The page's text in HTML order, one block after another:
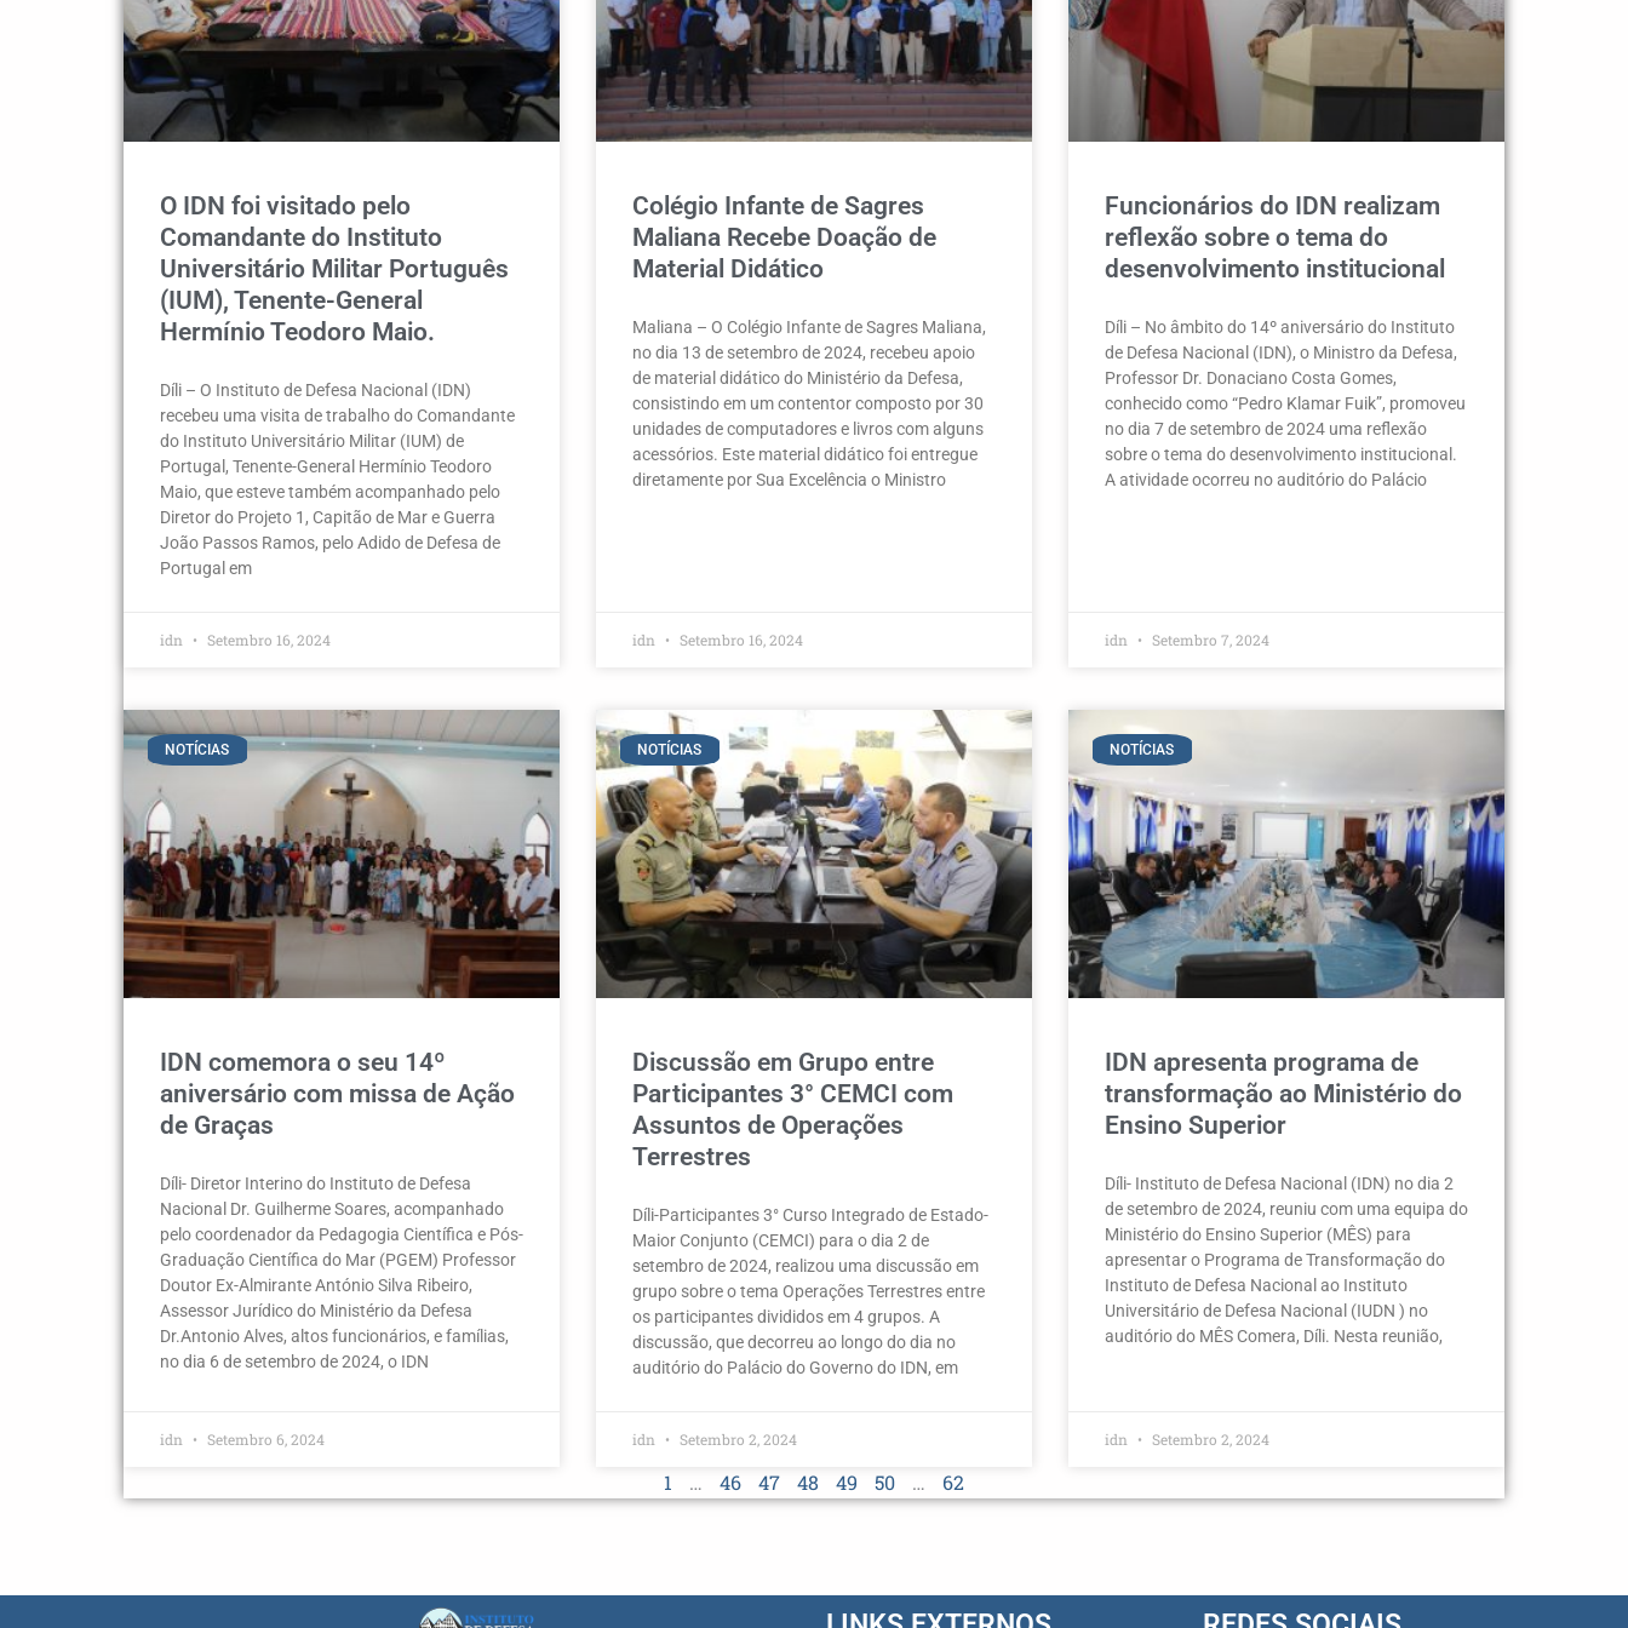
O IDN foi visitado pelo
Comandante do Instituto
Universitário Militar Português
(IUM), Tenente-General
Hermínio Teodoro Maio.
Díli – O Instituto de Defesa Nacional (IDN)
recebeu uma visita de trabalho do Comandante
do Instituto Universitário Militar (IUM) de
Portugal, Tenente-General Hermínio Teodoro
Maio, que esteve também acompanhado pelo
Diretor do Projeto 1, Capitão de Mar e Guerra
João Passos Ramos, pelo Adido de Defesa de
Portugal em
idn Setembro 16, 2024
Colégio Infante de Sagres
Maliana Recebe Doação de
Material Didático
Maliana – O Colégio Infante de Sagres Maliana,
no dia 13 de setembro de 2024, recebeu apoio
de material didático do Ministério da Defesa,
consistindo em um contentor composto por 30
unidades de computadores e livros com alguns
acessórios. Este material didático foi entregue
diretamente por Sua Excelência o Ministro
idn Setembro 16, 2024
Funcionários do IDN realizam
reflexão sobre o tema do
desenvolvimento institucional
Díli – No âmbito do 14º aniversário do Instituto
de Defesa Nacional (IDN), o Ministro da Defesa,
Professor Dr. Donaciano Costa Gomes,
conhecido como “Pedro Klamar Fuik”, promoveu
no dia 7 de setembro de 2024 uma reflexão
sobre o tema do desenvolvimento institucional.
A atividade ocorreu no auditório do Palácio
idn Setembro 7, 2024
NOTÍCIAS
IDN comemora o seu 14º
aniversário com missa de Ação
de Graças
Díli- Diretor Interino do Instituto de Defesa
Nacional Dr. Guilherme Soares, acompanhado
pelo coordenador da Pedagogia Científica e Pós-
Graduação Científica do Mar (PGEM) Professor
Doutor Ex-Almirante António Silva Ribeiro,
Assessor Jurídico do Ministério da Defesa
Dr.Antonio Alves, altos funcionários, e famílias,
no dia 6 de setembro de 2024, o IDN
idn Setembro 6, 2024
NOTÍCIAS
Discussão em Grupo entre
Participantes 3° CEMCI com
Assuntos de Operações
Terrestres
Díli-Participantes 3° Curso Integrado de Estado-
Maior Conjunto (CEMCI) para o dia 2 de
setembro de 2024, realizou uma discussão em
grupo sobre o tema Operações Terrestres entre
os participantes divididos em 4 grupos. A
discussão, que decorreu ao longo do dia no
auditório do Palácio do Governo do IDN, em
idn Setembro 2, 2024
NOTÍCIAS
IDN apresenta programa de
transformação ao Ministério do
Ensino Superior
Díli- Instituto de Defesa Nacional (IDN) no dia 2
de setembro de 2024, reuniu com uma equipa do
Ministério do Ensino Superior (MÊS) para
apresentar o Programa de Transformação do
Instituto de Defesa Nacional ao Instituto
Universitário de Defesa Nacional (IUDN ) no
auditório do MÊS Comera, Díli. Nesta reunião,
idn Setembro 2, 2024
1 … 46 47 48 49 50 … 62